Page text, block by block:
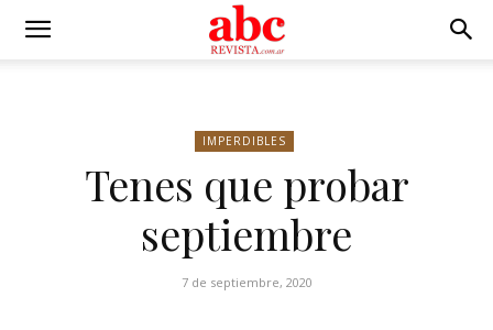
IMPERDIBLES
Tenes que probar
septiembre
7 de septiembre, 2020